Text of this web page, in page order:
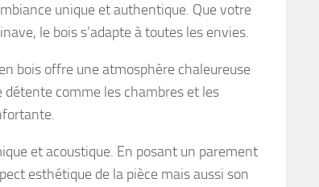
unique et authentique. Que votre
le bois s’adapte à toutes les envies.
bois offre une atmosphère chaleureuse
détente comme les chambres et les
et acoustique. En posant un parement
esthétique de la pièce mais aussi son